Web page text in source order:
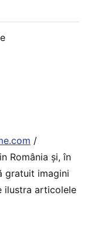
/
România şi, în
gratuit imagini
ilustra articolele